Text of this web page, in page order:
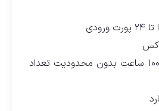
۳- حداکثر ظرفیت ۱۰۰۰ ساعت بدون محدودیت تعداد